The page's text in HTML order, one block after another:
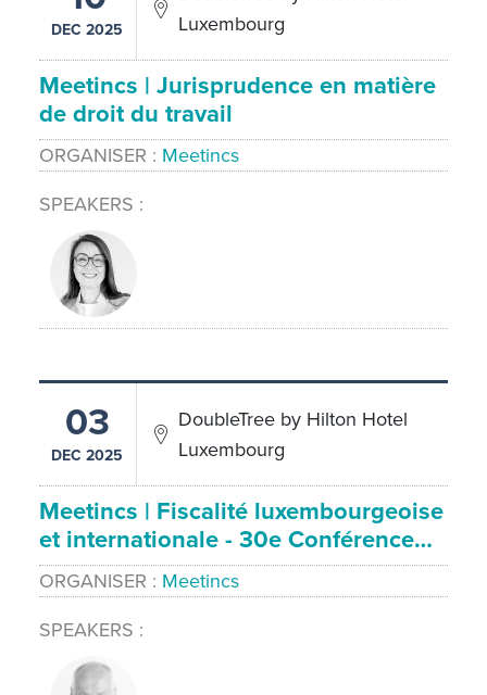
DEC 2025
Luxembourg
Meetincs | Jurisprudence en matière
de droit du travail
ORGANISER
Meetincs
SPEAKERS
03
DEC 2025
DoubleTree by Hilton Hotel
Luxembourg
Meetincs | Fiscalité luxembourgeoise
et internationale - 30e Conférence…
ORGANISER
Meetincs
SPEAKERS